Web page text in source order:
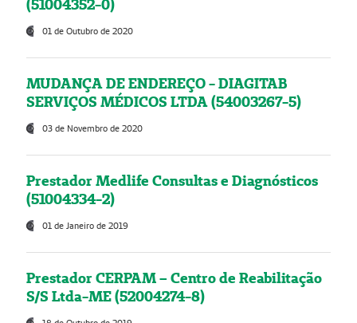
(51004352-0)
01 de Outubro de 2020
MUDANÇA DE ENDEREÇO - DIAGITAB
SERVIÇOS MÉDICOS LTDA (54003267-5)
03 de Novembro de 2020
Prestador Medlife Consultas e Diagnósticos
(51004334-2)
01 de Janeiro de 2019
Prestador CERPAM – Centro de Reabilitação
S/S Ltda-ME (52004274-8)